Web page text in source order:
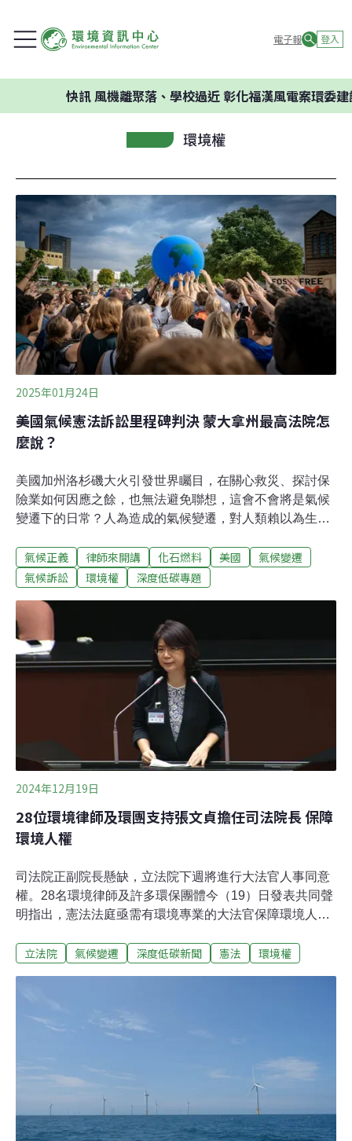
電子報 登入
風機離聚落、學校過近 彰化福漢風電案環委建議不應開
環境權
2025年01月24日
美國氣候憲法訴訟里程碑判決 蒙大拿州最高法院怎
麼說？
美國加州洛杉磯大火引發世界矚目，在關心救災、探討保
險業如何因應之餘，也無法避免聯想，這會不會將是氣候
變遷下的日常？人為造成的氣候變遷，對人類賴以為生的
高法院近期出爐的氣候判決中描繪。環評可以不用考慮溫
室氣體排放嗎？此案是由一群12到18歲的蒙大拿州青年提
原告取得有利成果的判決。對美國氣候法律運動來說是一
個里程碑案件。這則判決的爭議源於蒙大拿州法律[1]規
定，環境影響評估「得不考量本質上為區域、全國或全球
的實質或潛在環境影響」，且任何以溫室氣體排放對蒙大
拿境內或境外產生負面影響為由，挑戰行政機關的決策並
未經過環境影響評估或所進行的環境影響評估不充分的主
張，均不得影響或延後行政機關核發許可或執照，也就是
俗稱的「MEPA限制（MEPA Limitation）」。
氣候正義 律師來開講 化石燃料 美國
氣候變遷
氣候訴訟
環境權 深度低碳專題
2024年12月19日
28位環境律師及環團支持張文貞擔任司法院長 保障
環境人權
司法院正副院長懸缺，立法院下週將進行大法官人事同意
權。28名環境律師及許多環保團體今（19）日發表共同聲
明指出，憲法法庭亟需有環境專業的大法官保障環境人
院長。同時也呼籲撤回《憲法訴訟法》修法，保障憲法法
教授張文貞長期投身環境、氣候與人權等領域。今日環保
共同聲明，支持張文貞擔任司法院院長。共同聲明指出，
環境為新興的人權議題，包含氣候變遷、環境污染、生態
多樣性喪失等，已對人權造成許多負面影響，甚至威脅人
類的生存，然而過去釋憲實務鮮少觸及，因此憲法法庭亟
立法院 氣候變遷 深度低碳新聞 憲法 環境權